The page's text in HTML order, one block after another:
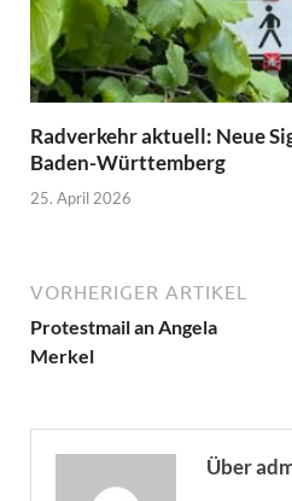
Radverkehr aktuell: Neue
Baden-Württemberg
25. April 2026
VORHERIGER ARTIKEL
Protestmail an Angela
Merkel
Über